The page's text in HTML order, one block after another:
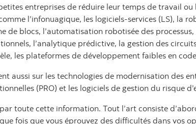
entreprises de réduire leur temps de travail ou
l’infonuagique, les logiciels-services (LS), la
de blocs, l’automatisation robotisée des
l’analytique prédictive, la gestion des
les plateformes de développement faibles en
aussi sur les technologies de modernisation des
(PRO) et les logiciels de gestion du risque
toute cette information. Tout l’art consiste
fois que vous éprouvez des difficultés dans vos